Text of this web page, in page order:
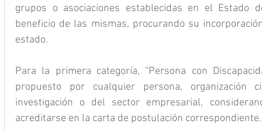
grupos o asociaciones establecidas en el Estado
beneficio de las mismas, procurando su
estado.
Para la primera categoría, “Persona con
propuesto por cualquier persona, organización
investigación o del sector empresarial,
acreditarse en la carta de postulación correspondiente.